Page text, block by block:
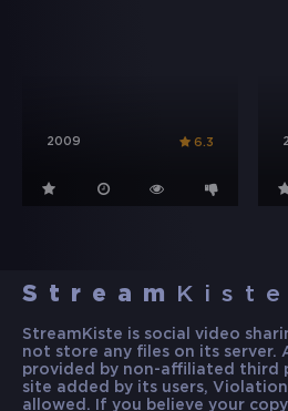
2009 6.3
Stream Kiste
StreamKiste is social video
not store any files on its server.
provided by non-affiliated third
site added by its users,
allowed. If you believe your